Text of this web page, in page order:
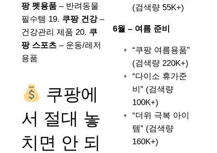
팡 펫용품 – 반려동물
필수템 19. 쿠팡 건강–
건강관리 제품 20. 쿠
팡 스포츠 – 운동/레저
용품
쿠팡에
서 절대 놓
치면 안 되
(검색량 55K+)
6월 – 여름 준비
“쿠팡 여름용품”
(검색량 220K+)
“다이소 휴가준
비” (검색량
100K+)
“더위 극복 아이
템” (검색량
160K+)